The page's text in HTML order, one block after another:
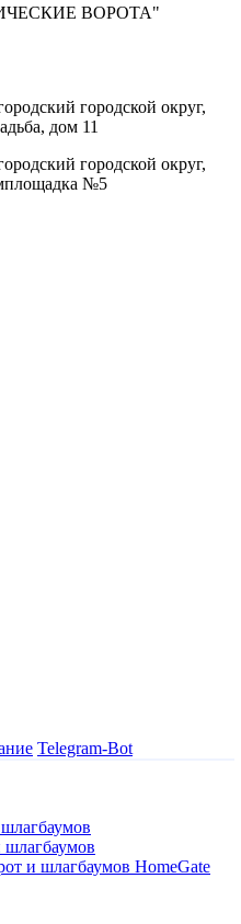
ВОРОТА"
городской округ,
дом 11
городской округ,
№5
Telegram-Bot
шлагбаумов
и шлагбаумов HomeGate